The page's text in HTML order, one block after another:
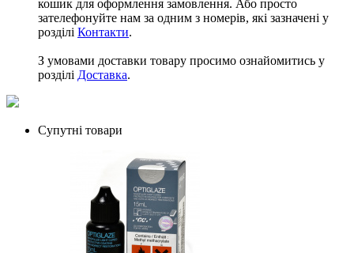
кошик для оформлення замовлення. Або просто
зателефонуйте нам за одним з номерів, які зазначені у
розділі Контакти.
З умовами доставки товару просимо ознайомитись у
розділі Доставка.
Супутні товари